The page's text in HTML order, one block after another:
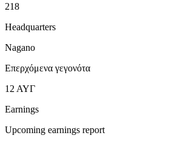
218
Headquarters
Nagano
Επερχόμενα γεγονότα
12 ΑΥΓ
Earnings
Upcoming earnings report